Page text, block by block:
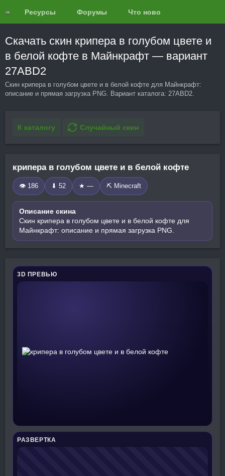
Ресурсы Форумы Что нового?
Скачать скин крипера в голубом цвете и
в белой кофте в Майнкрафт — вариант
27ABD2
Скин крипера в голубом цвете и в белой кофте для Майнкрафт:
описание и прямая загрузка PNG. Вариант каталога: 27ABD2.
К каталогу Случайный скин
крипера в голубом цвете и в белой кофте
👁 186 ⬇ 52 ★ — ⛏️ Minecraft
Описание скина
Скин крипера в голубом цвете и в белой кофте для
Майнкрафт: описание и прямая загрузка PNG.
3D ПРЕВЬЮ
РАЗВЕРТКА